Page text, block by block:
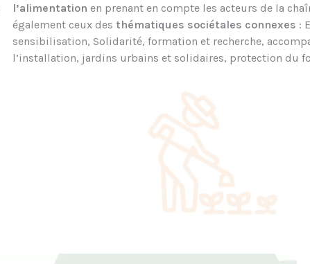
l’alimentation en prenant en compte les acteurs de la
également ceux des thématiques sociétales connexes :
sensibilisation, Solidarité, formation et recherche,
l’installation, jardins urbains et solidaires, protection du